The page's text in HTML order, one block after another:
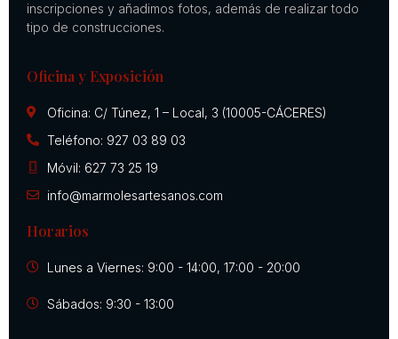
inscripciones y añadimos fotos, además de realizar todo
tipo de construcciones.
Oficina y Exposición
Oficina: C/ Túnez, 1 – Local, 3 (10005-CÁCERES)
Teléfono: 927 03 89 03
Móvil: 627 73 25 19
info@marmolesartesanos.com
Horarios
Lunes a Viernes: 9:00 - 14:00, 17:00 - 20:00
Sábados: 9:30 - 13:00